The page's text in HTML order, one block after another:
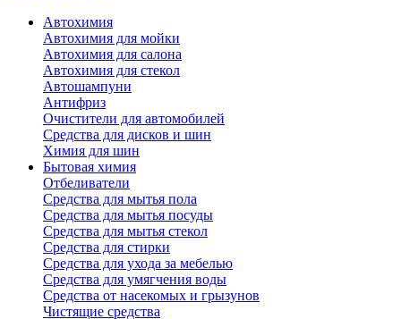
Автохимия
Автохимия для мойки
Автохимия для салона
Автохимия для стекол
Автошампуни
Антифриз
Очистители для автомобилей
Средства для дисков и шин
Химия для шин
Бытовая химия
Отбеливатели
Средства для мытья пола
Средства для мытья посуды
Средства для мытья стекол
Средства для стирки
Средства для ухода за мебелью
Средства для умягчения воды
Средства от насекомых и грызунов
Чистящие средства